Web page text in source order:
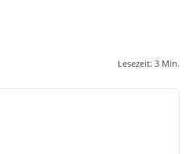
Lesezeit: 3 Min.